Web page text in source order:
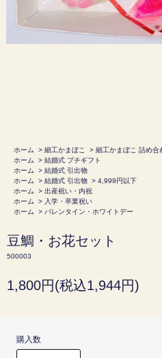
ホーム > 細工かまぼこ > 細工かまぼこ 詰め合
ホーム
> 結婚式 プチギフト
ホーム
> 結婚式 引出物
ホーム
> 結婚式 引出物 > 4,999円以下
ホーム
> 出産祝い・内祝
ホーム
> 入学・卒業祝い
ホーム
> バレンタイン・ホワイトデー
豆鯛・お花セット
500003
1,800円(税込1,944円)
購入数